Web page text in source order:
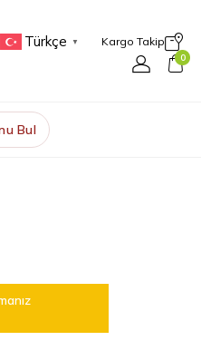
Türkçe ▼ Kargo Takip
0
Bul